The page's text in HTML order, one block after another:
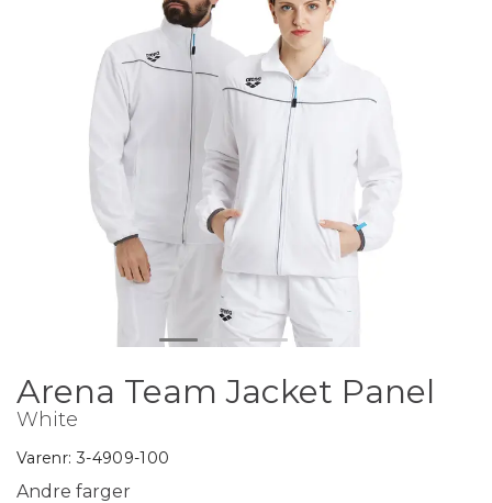
Arena Team Jacket Panel
White
Varenr:3-4909-100
Andre farger